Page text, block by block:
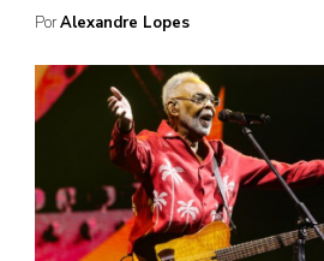
PorAlexandre Lopes